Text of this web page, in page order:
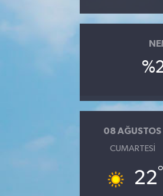
08 AĞUSTOS
CUMARTESI
22°